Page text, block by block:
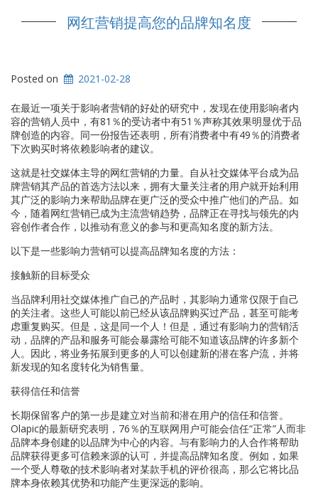
网红营销提高您的品牌知名度
Posted on 2021-02-28
在最近一项关于影响者营销的好处的研究中，发现在使用影响者内
容的营销人员中，有81％的受访者中有51％声称其效果明显优于品
牌创造的内容。同一份报告还表明，所有消费者中有49％的消费者
下次购买时将依赖影响者的建议。
这就是社交媒体主导的网红营销的力量。自从社交媒体平台成为品
牌营销其产品的首选方法以来，拥有大量关注者的用户就开始利用
其广泛的影响力来帮助品牌在更广泛的受众中推广他们的产品。如
今，随着网红营销已成为主流营销趋势，品牌正在寻找与领先的内
容创作者合作，以推动有意义的参与和更高知名度的新方法。
以下是一些影响力营销可以提高品牌知名度的方法：
接触新的目标受众
当品牌利用社交媒体推广自己的产品时，其影响力通常仅限于自己
的关注者。这些人可能以前已经从该品牌购买过产品，甚至可能考
虑重复购买。但是，这是同一个人！但是，通过有影响力的营销活
动，品牌的产品和服务可能会暴露给可能不知道该品牌的许多新个
人。因此，将业务拓展到更多的人可以创建新的潜在客户流，并将
新发现的知名度转化为销售量。
获得信任和信誉
长期保留客户的第一步是建立对当前和潜在用户的信任和信誉。
Olapic的最新研究表明，76％的互联网用户可能会信任“正常”人而非
品牌本身创建的以品牌为中心的内容。与有影响力的人合作将帮助
品牌获得更多可信赖来源的认可，并提高品牌知名度。例如，如果
一个受人尊敬的技术影响者对某款手机的评价很高，那么它将比品
牌本身依赖其优势和功能产生更深远的影响。